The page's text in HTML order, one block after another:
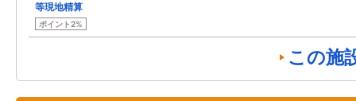
等現地精算
ポイント2%
この施